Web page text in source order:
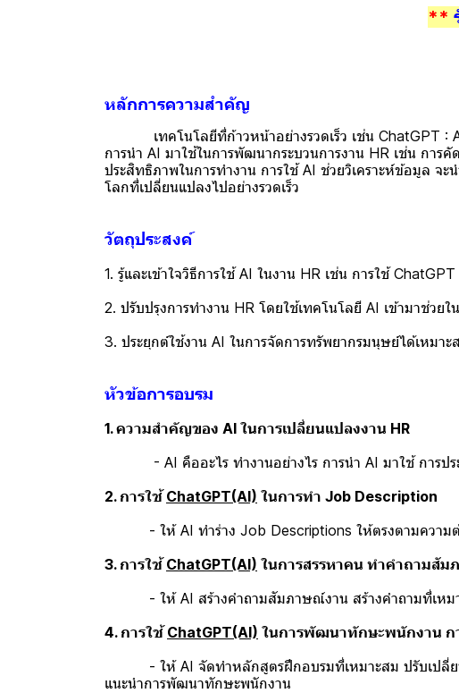
**
หลักการความสำคัญ
เทคโนโลยีที่ก้าวหน้าอย่างรวดเร็ว เช่น ChatGPT : AI
การนำ AI มาใช้ในการพัฒนากระบวนการงาน HR เช่น กา
ประสิทธิภาพในการทำงาน การใช้ AI ช่วยวิเคราะห์ข้อมูล
โลกที่เปลี่ยนแปลงไปอย่างรวดเร็ว
วัตถุประสงค์
1. รู้และเข้าใจวิธีการใช้ AI ในงาน HR เช่น การใช้
2. ปรับปรุงการทำงาน HR โดยใช้เทคโนโลยี AI เข้ามาช่วยใ
3. ประยุกต์ใช้งาน AI ในการจัดการทรัพยากรมนุษย์ได้เหมา
หัวข้อการอบรม
1. ความสำคัญของ AI ในการเปลี่ยนแปลงงาน HR
- AI คืออะไร ทำงานอย่างไร การนำ AI มาใช้ การประ
2. การใช้ ChatGPT(AI) ในการทำ Job Description
- ให้ AI ทำร่าง Job Descriptions ให้ตรงตามความต้
3. การใช้ ChatGPT(AI) ในการสรรหาคน ทำคำถามสัม
- ให้ AI สร้างคำถามสัมภาษณ์งาน สร้างคำถามที่เหมาะ
4. การใช้ ChatGPT(AI) ในการพัฒนาทักษะพนักงาน ก
- ให้ AI จัดทำหลักสูตรฝึกอบรมที่เหมาะสม ปรับเปลี่ยน
แนะนำการพัฒนาทักษะพนักงาน